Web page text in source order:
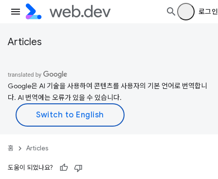
로그인
Articles
Google은 AI 기술을 사용하여 콘텐츠를 사용자의 기본 언어로 번역합니
다. AI 번역에는 오류가 있을 수 있습니다.
홈 Articles
도움이 되었나요?